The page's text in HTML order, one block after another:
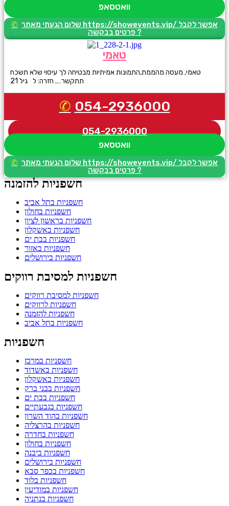
וואטסאפ
שלום הגעתי מאתר https://showevents.vip/ אפשר לקבל
פרטים בבקשה ?
טאמי
טאמי, מעסה מהממת,התמונות אמיתיות מבטיחה לך עיסוי שלא תשכח
054-2936000
054-2936000
וואטסאפ
שלום הגעתי מאתר https://showevents.vip/ אפשר לקבל
פרטים בבקשה ?
חשפניות להזמנה
חשפניות בתל אביב
חשפניות בחולון
חשפניות בראשון לציון
חשפניות באשקלון
חשפניות בבת ים
חשפניות באזור
חשפניות בירושלים
חשפניות למסיבת רווקים
חשפניות למסיבת רווקים
חשפניות לרווקים
חשפניות להזמנה
חשפניות בתל אביב
חשפניות
חשפניות במרכז
חשפניות באשדוד
חשפניות באשקלון
חשפניות בבני ברק
חשפניות בבת ים
חשפניות בגבעתיים
חשפניות בהוד השרון
חשפניות בהרצליה
חשפניות בחדרה
חשפניות בחולון
חשפניות ביבנה
חשפניות בירושלים
חשפניות בכפר סבא
חשפניות בלוד
חשפניות במודיעין
חשפניות בנתניה